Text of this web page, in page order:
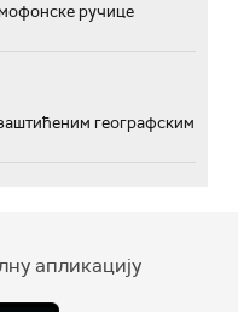
ручице
географским
апликацију